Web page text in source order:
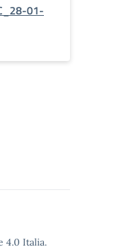
01-
4.0 Italia.